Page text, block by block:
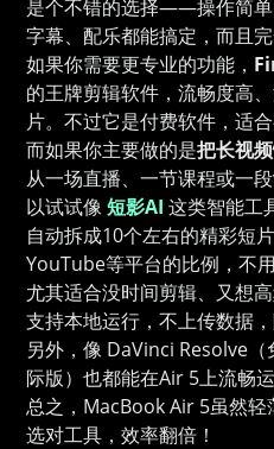
是个不错的选择——操作简
字幕、配乐都能搞定，而且完
如果你需要更专业的功能，
的王牌剪辑软件，流畅度高
片。不过它是付费软件，适
而如果你主要做的是把长视
从一场直播、一节课程或一
以试试像短影AI 这类智能工
自动拆成10个左右的精彩短
YouTube等平台的比例，不
尤其适合没时间剪辑、又想
支持本地运行，不上传数据，
另外，像 DaVinci Resolve
际版）也都能在Air 5上流畅
总之，MacBook Air 5虽然
选对工具，效率翻倍！